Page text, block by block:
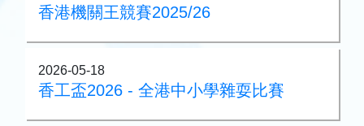
香港機關王競賽2025/26
2026-05-18
香工盃2026 - 全港中小學雜耍比賽